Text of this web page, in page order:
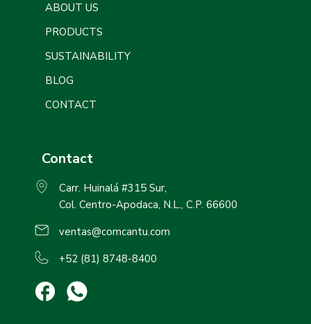
ABOUT US
PRODUCTS
SUSTAINABILITY
BLOG
CONTACT
Contact
Carr. Huinalá #315 Sur,
Col. Centro-Apodaca, N.L., C.P. 66600
ventas@comcantu.com
+52 (81) 8748-8400